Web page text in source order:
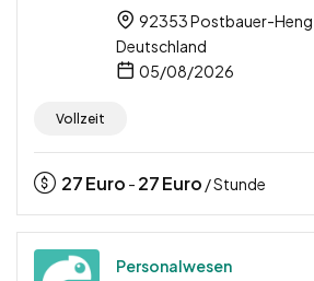
92353 Postbauer-Heng,
Deutschland
05/08/2026
Vollzeit
27Euro - 27Euro / Stunde
Personalwesen